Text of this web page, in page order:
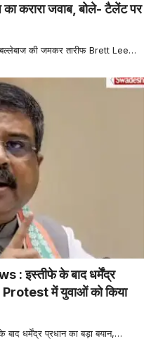
का करारा जवाब, बोले- टैलेंट पर
की जमकर तारीफ Brett Lee…
इस्तीफे के बाद धर्मेंद्र
Protest में युवाओं को किया
धर्मेंद्र प्रधान का बड़ा बयान,…